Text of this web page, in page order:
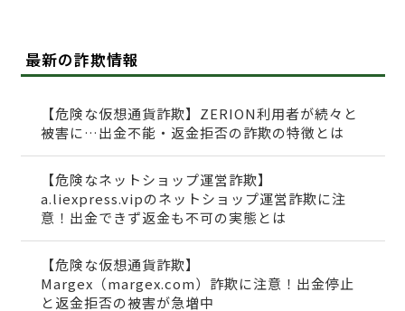
最新の詐欺情報
【危険な仮想通貨詐欺】ZERION利用者が続々と
被害に…出金不能・返金拒否の詐欺の特徴とは
【危険なネットショップ運営詐欺】
a.liexpress.vipのネットショップ運営詐欺に注
意！出金できず返金も不可の実態とは
【危険な仮想通貨詐欺】
Margex（margex.com）詐欺に注意！出金停止
と返金拒否の被害が急増中